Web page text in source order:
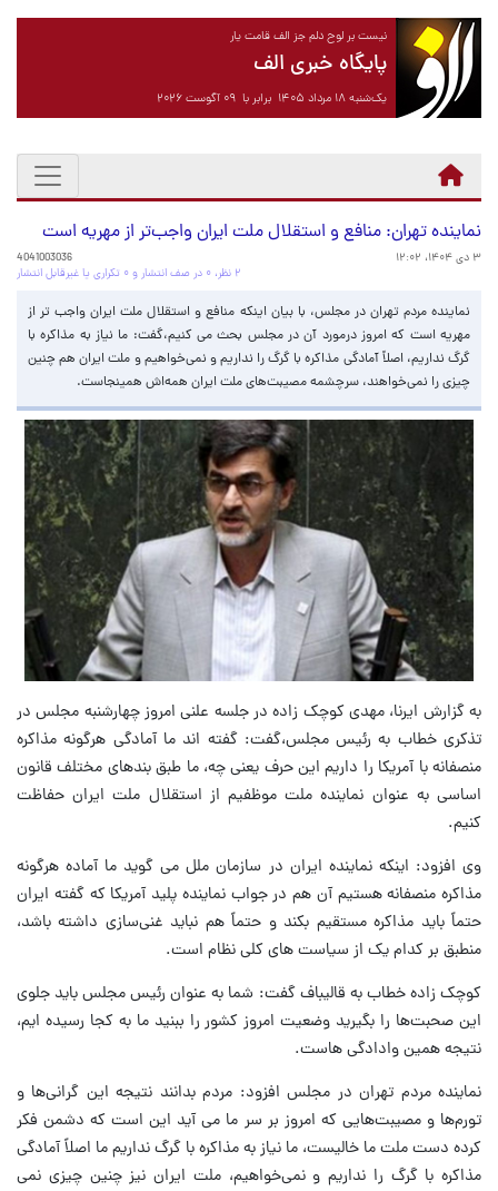
نیست بر لوح دلم جز الف قامت یار
پایگاه خبری الف
یک‌شنبه ۱۸ مرداد ۱۴۰۵ برابر با ۰۹ آگوست ۲۰۲۶
نماینده تهران: منافع و استقلال ملت ایران واجب‌تر از مهریه است
۳ دی ۱۴۰۴، ۱۲:۰۲
4041003036
۲ نظر، ۰ در صف انتشار و ۰ تکراری یا غیرقابل انتشار
نماینده مردم تهران در مجلس، با بیان اینکه منافع و استقلال ملت ایران واجب تر از
مهریه است که امروز درمورد آن در مجلس بحث می کنیم،گفت: ما نیاز به مذاکره با
گرگ نداریم، اصلاً آمادگی مذاکره با گرگ را نداریم و نمی‌خواهیم و ملت ایران هم چنین
چیزی را نمی‌خواهند، سرچشمه مصیبت‌های ملت ایران همه‌اش همینجاست.
به گزارش ایرنا، مهدی کوچک زاده در جلسه علنی امروز چهارشنبه مجلس در
تذکری خطاب به رئیس مجلس،گفت: گفته اند ما آمادگی هرگونه مذاکره
منصفانه با آمریکا را داریم این حرف یعنی چه، ما طبق بندهای مختلف قانون
اساسی به عنوان نماینده ملت موظفیم از استقلال ملت ایران حفاظت
کنیم.
وی افزود: اینکه نماینده ایران در سازمان ملل می گوید ما آماده هرگونه
مذاکره منصفانه هستیم آن هم در جواب نماینده پلید آمریکا که گفته ایران
حتماً باید مذاکره مستقیم بکند و حتماً هم نباید غنی‌سازی داشته باشد،
منطبق بر کدام یک از سیاست های کلی نظام است.
کوچک زاده خطاب به قالیباف گفت: شما به عنوان رئیس مجلس باید جلوی
این صحبت‌ها را بگیرید وضعیت امروز کشور را ببنید ما به کجا رسیده ایم،
نتیجه همین وادادگی هاست.
نماینده مردم تهران در مجلس افزود: مردم بدانند نتیجه این گرانی‌ها و
تورم‌ها و مصیبت‌هایی که امروز بر سر ما می آید این است که دشمن فکر
کرده دست ملت ما خالیست، ما نیاز به مذاکره با گرگ نداریم ما اصلاً آمادگی
مذاکره با گرگ را نداریم و نمی‌خواهیم، ملت ایران نیز چنین چیزی نمی